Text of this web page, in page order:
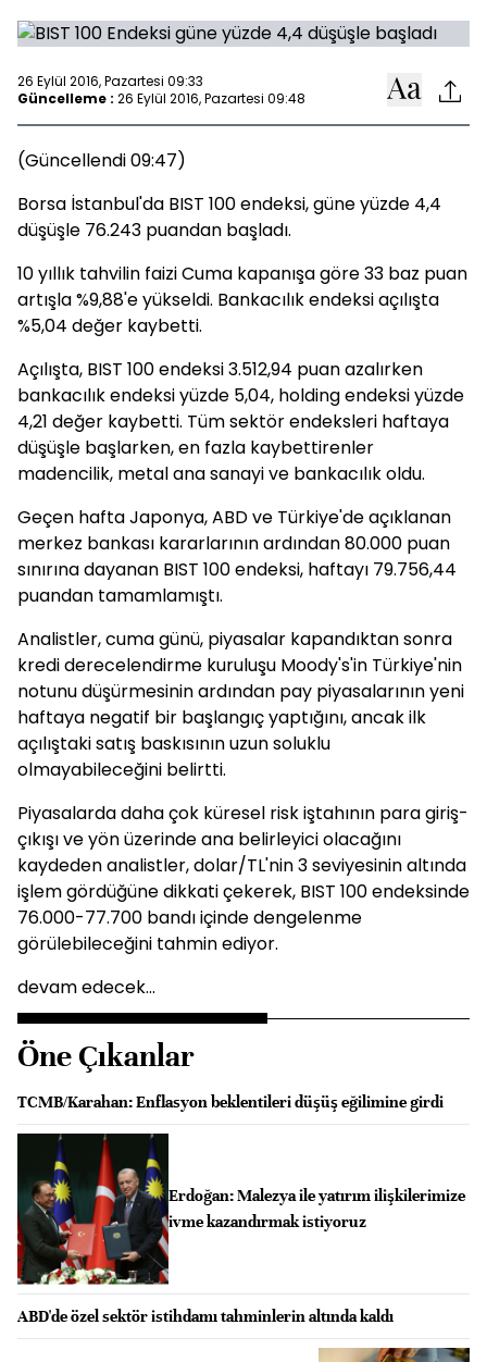
26 Eylül 2016, Pazartesi 09:33
Güncelleme : 26 Eylül 2016, Pazartesi 09:48
(Güncellendi 09:47)
Borsa İstanbul'da BIST 100 endeksi, güne yüzde 4,4
düşüşle 76.243 puandan başladı.
10 yıllık tahvilin faizi Cuma kapanışa göre 33 baz puan
artışla %9,88'e yükseldi. Bankacılık endeksi açılışta
%5,04 değer kaybetti.
Açılışta, BIST 100 endeksi 3.512,94 puan azalırken
bankacılık endeksi yüzde 5,04, holding endeksi yüzde
4,21 değer kaybetti. Tüm sektör endeksleri haftaya
düşüşle başlarken, en fazla kaybettirenler
madencilik, metal ana sanayi ve bankacılık oldu.
Geçen hafta Japonya, ABD ve Türkiye'de açıklanan
merkez bankası kararlarının ardından 80.000 puan
sınırına dayanan BIST 100 endeksi, haftayı 79.756,44
puandan tamamlamıştı.
Analistler, cuma günü, piyasalar kapandıktan sonra
kredi derecelendirme kuruluşu Moody's'in Türkiye'nin
notunu düşürmesinin ardından pay piyasalarının yeni
haftaya negatif bir başlangıç yaptığını, ancak ilk
açılıştaki satış baskısının uzun soluklu
olmayabileceğini belirtti.
Piyasalarda daha çok küresel risk iştahının para giriş-
çıkışı ve yön üzerinde ana belirleyici olacağını
kaydeden analistler, dolar/TL'nin 3 seviyesinin altında
işlem gördüğüne dikkati çekerek, BIST 100 endeksinde
76.000-77.700 bandı içinde dengelenme
görülebileceğini tahmin ediyor.
devam edecek...
Öne Çıkanlar
TCMB/Karahan: Enflasyon beklentileri düşüş eğilimine girdi
Erdoğan: Malezya ile yatırım ilişkilerimize
ivme kazandırmak istiyoruz
ABD'de özel sektör istihdamı tahminlerin altında kaldı